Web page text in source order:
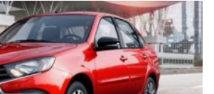
в ходе брифинга на
экономическом